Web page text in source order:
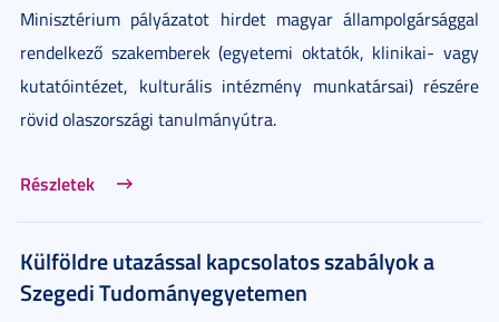
Minisztérium pályázatot hirdet magyar állampolgársággal
rendelkező szakemberek (egyetemi oktatók, klinikai- vagy
kutatóintézet, kulturális intézmény munkatársai) részére
rövid olaszországi tanulmányútra.
Részletek
Külföldre utazással kapcsolatos szabályok a
Szegedi Tudományegyetemen